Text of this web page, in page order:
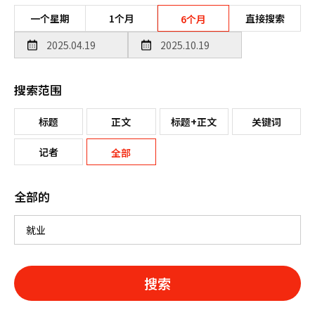
一个星期 1个月 6个月 直接搜索
搜索范围
标题 正文 标题+正文 关键词
记者 全部
全部的
搜索